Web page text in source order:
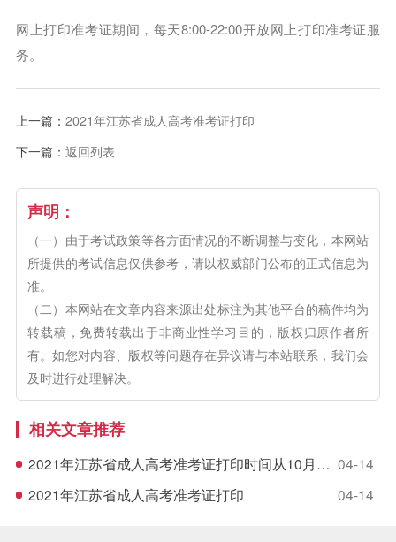
网上打印准考证期间，每天8:00-22:00开放网上打印准考证服
务。
上一篇： 2021年江苏省成人高考准考证打印
下一篇： 返回列表
声明：
（一）由于考试政策等各方面情况的不断调整与变化，本网站
所提供的考试信息仅供参考，请以权威部门公布的正式信息为
准。
（二）本网站在文章内容来源出处标注为其他平台的稿件均为
转载稿，免费转载出于非商业性学习目的，版权归原作者所
有。如您对内容、版权等问题存在异议请与本站联系，我们会
及时进行处理解决。
相关文章推荐
2021年江苏省成人高考准考证打印时间从10月20日至10月22日 04-14
2021年江苏省成人高考准考证打印
04-14